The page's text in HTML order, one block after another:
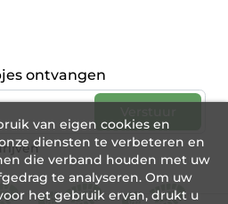
ontvangen
van eigen cookies en
diensten te verbeteren en
die verband houden met uw
te analyseren. Om uw
het gebruik ervan, drukt u